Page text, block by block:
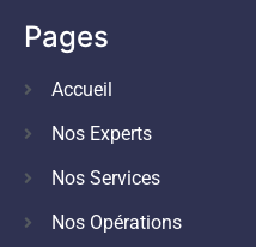
Pages
Accueil
Nos Experts
Nos Services
Nos Opérations